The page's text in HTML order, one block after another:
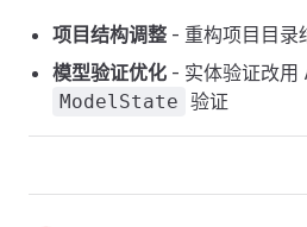
项目结构调整 - 重构项目目录
模型验证优化 - 实体验证改用
ModelState 验证